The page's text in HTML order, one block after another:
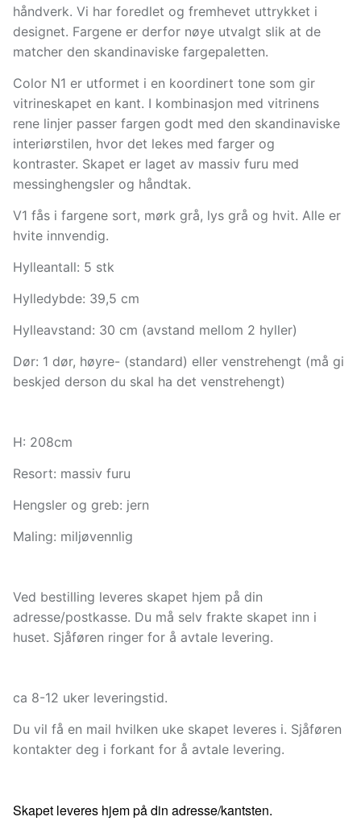
håndverk. Vi har foredlet og fremhevet uttrykket i
designet. Fargene er derfor nøye utvalgt slik at de
matcher den skandinaviske fargepaletten.
Color N1 er utformet i en koordinert tone som gir
vitrineskapet en kant. I kombinasjon med vitrinens
rene linjer passer fargen godt med den skandinaviske
interiørstilen, hvor det lekes med farger og
kontraster. Skapet er laget av massiv furu med
messinghengsler og håndtak.
V1 fås i fargene sort, mørk grå, lys grå og hvit. Alle er
hvite innvendig.
Hylleantall: 5 stk
Hylledybde: 39,5 cm
Hylleavstand: 30 cm (avstand mellom 2 hyller)
Dør: 1 dør, høyre- (standard) eller venstrehengt (må gi
beskjed derson du skal ha det venstrehengt)
H: 208cm
Resort: massiv furu
Hengsler og greb: jern
Maling: miljøvennlig
Ved bestilling leveres skapet hjem på din
adresse/postkasse. Du må selv frakte skapet inn i
huset. Sjåføren ringer for å avtale levering.
ca 8-12 uker leveringstid.
Du vil få en mail hvilken uke skapet leveres i. Sjåføren
kontakter deg i forkant for å avtale levering.
Skapet leveres hjem på din adresse/kantsten.